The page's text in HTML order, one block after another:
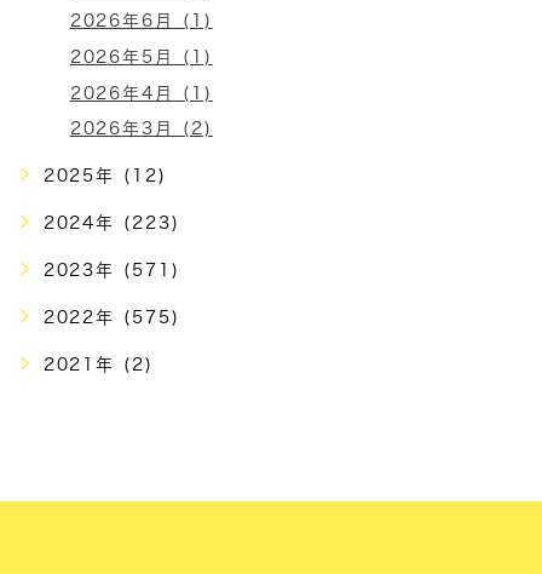
2026年6月 (1)
2026年5月 (1)
2026年4月 (1)
2026年3月 (2)
2025年 (12)
2024年 (223)
2023年 (571)
2022年 (575)
2021年 (2)